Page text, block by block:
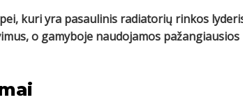
kuri yra pasaulinis radiatorių rinkos
o gamyboje naudojamos